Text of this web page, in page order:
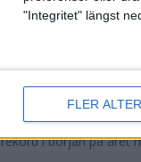
"Integritet" längst
FLER
damklassen.
Dags för maran -
28 maj 2025
De tre största
den ena löparstjärnan
rekord i början på året